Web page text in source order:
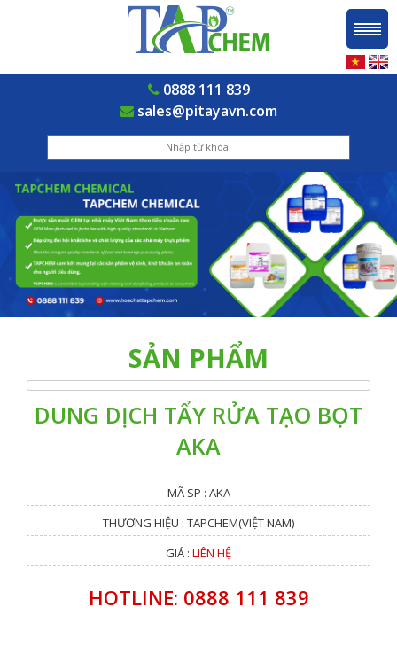
0888 111 839
sales@pitayavn.com
SẢN PHẨM
DUNG DỊCH TẨY RỬA TẠO BỌT
AKA
MÃ SP : AKA
THƯƠNG HIỆU : TAPCHEM(VIỆT NAM)
GIÁ : LIÊN HỆ
HOTLINE: 0888 111 839